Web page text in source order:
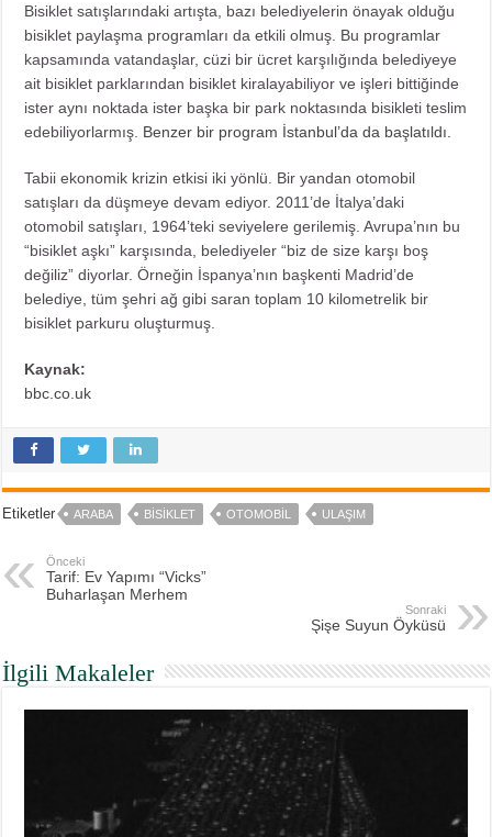
Bisiklet satışlarındaki artışta, bazı belediyelerin önayak olduğu
bisiklet paylaşma programları da etkili olmuş. Bu programlar
kapsamında vatandaşlar, cüzi bir ücret karşılığında belediyeye
ait bisiklet parklarından bisiklet kiralayabiliyor ve işleri bittiğinde
ister aynı noktada ister başka bir park noktasında bisikleti teslim
edebiliyorlarmış. Benzer bir program İstanbul’da da başlatıldı
Tabii ekonomik krizin etkisi iki yönlü. Bir yandan otomobil
satışları da düşmeye devam ediyor. 2011’de İtalya’daki
otomobil satışları, 1964’teki seviyelere gerilemiş. Avrupa’nın bu
“bisiklet aşkı” karşısında, belediyeler “biz de size karşı boş
değiliz” diyorlar. Örneğin İspanya’nın başkenti Madrid’de
belediye, tüm şehri ağ gibi saran toplam 10 kilometrelik bir
bisiklet parkuru oluşturmuş.
Kaynak:
bbc.co.uk
Etiketler ARABA BISIKLET OTOMOBIL ULAŞIM
Önceki
Tarif: Ev Yapımı “Vicks”
Buharlaşan Merhem
Sonraki
Şişe Suyun Öyküsü
İlgili Makaleler